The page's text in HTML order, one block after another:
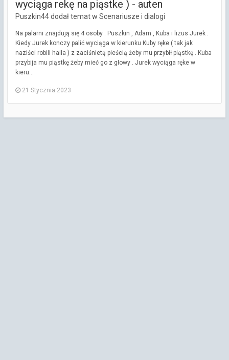
wyciąga rekę na piąstke ) - auten
Puszkin44 dodał temat w Scenariusze i dialogi
Na palarni znajdują się 4 osoby . Puszkin , Adam , Kuba i lizus Jurek .
Kiedy Jurek konczy palić wyciąga w kierunku Kuby ręke ( tak jak
naziści robili haila ) z zaciśnietą pieścią żeby mu przybił piąstkę . Kuba
przybija mu piąstkę żeby mieć go z głowy . Jurek wyciąga ręke w
kieru...
21 Stycznia 2023